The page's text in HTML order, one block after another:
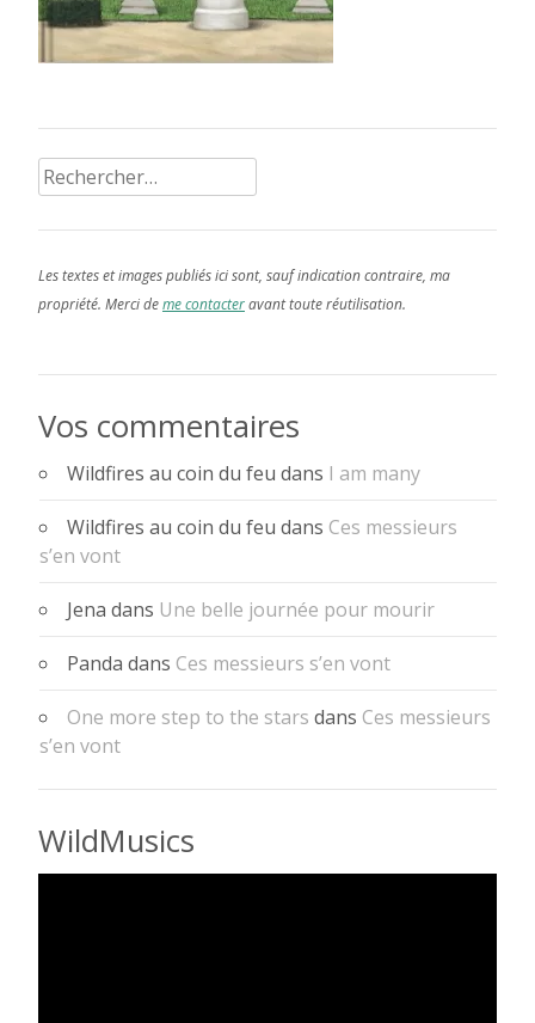
Rechercher :
Les textes et images publiés ici sont, sauf indication contraire, ma
propriété. Merci deme contacteravant toute réutilisation.
Vos commentaires
Wildfires au coin du feu dans I am many
Wildfires au coin du feu dans Ces messieurs
s’en vont
Jena dans Une belle journée pour mourir
Panda dans Ces messieurs s’en vont
One more step to the stars dans Ces messieurs
s’en vont
WildMusics